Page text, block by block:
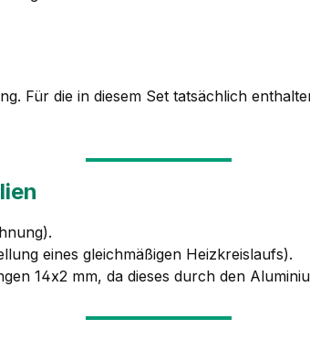
Für die in diesem Set tatsächlich
eines gleichmäßigen Heizkreislaufs).
14x2 mm, da dieses durch den